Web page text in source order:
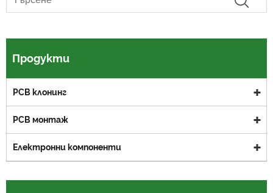
Продукти
PCB клонинг
PCB монтаж
Електронни компоненти